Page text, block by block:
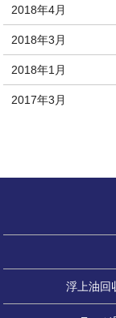
2018年4月
2018年3月
2018年1月
2017年3月
浮上油回